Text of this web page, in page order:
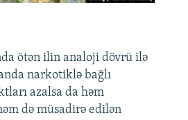
ötən ilin analoji dövrü ilə
narkotiklə bağlı
azalsa da həm
də müsadirə edilən